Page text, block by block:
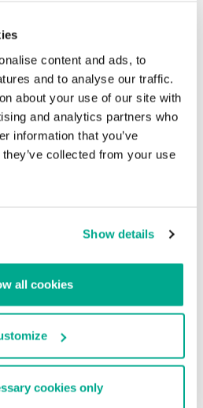
content and ads, to
and to analyse our traffic.
about your use of our site with
and analytics partners who
information that you’ve
collected from your use
Show details
all cookies
cookies only
no será publicada. Los
marcados con
Correo electrónico